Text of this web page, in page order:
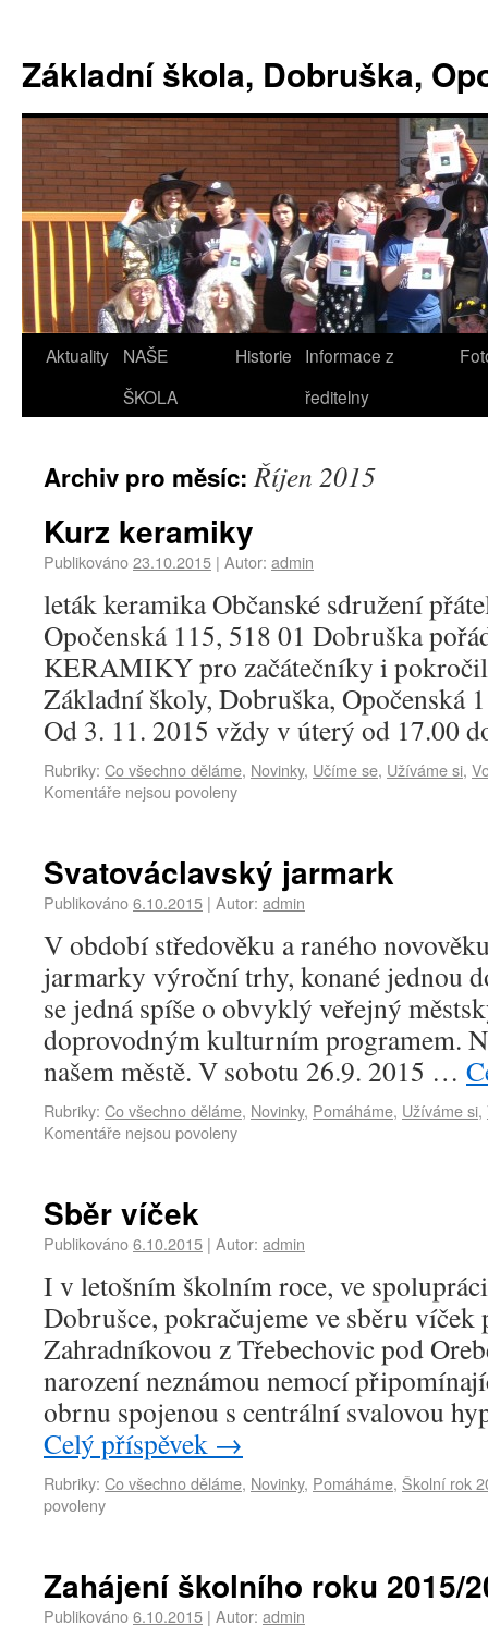
Základní škola, Dobruška,
Aktuality
NAŠE
ŠKOLA
Historie
Informace z
ředitelny
Archiv pro měsíc:Říjen 2015
Kurz keramiky
Publikováno23.10.2015 | Autor: admin
leták keramika Občanské sdružení
Opočenská 115, 518 01 Dobruška
KERAMIKY pro začátečníky i
Základní školy, Dobruška, Opočenská
Od 3. 11. 2015 vždy v úterý od 17.00
Rubriky: Co všechno děláme, Novinky, Učíme se, Užíváme si,
Komentáře nejsou povoleny
Svatováclavský jarmark
Publikováno6.10.2015 | Autor: admin
V období středověku a raného
jarmarky výroční trhy, konané jednou
se jedná spíše o obvyklý veřejný
doprovodným kulturním programem.
našem městě. V sobotu 26.9. 2015 …
Rubriky: Co všechno děláme, Novinky, Pomáháme, Užíváme si,
Komentáře nejsou povoleny
Sběr víček
Publikováno6.10.2015 | Autor: admin
I v letošním školním roce, ve
Dobrušce, pokračujeme ve sběru
Zahradníkovou z Třebechovic pod
narození neznámou nemocí
obrnu spojenou s centrální svalovou
Celý příspěvek →
Rubriky: Co všechno děláme, Novinky, Pomáháme, Školní rok
povoleny
Zahájení školního roku 2015/
Publikováno6.10.2015 | Autor: admin